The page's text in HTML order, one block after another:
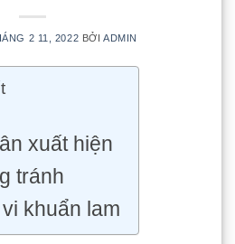
2 11, 2022 BỞI ADMIN
xuất hiện
tránh
khuẩn lam